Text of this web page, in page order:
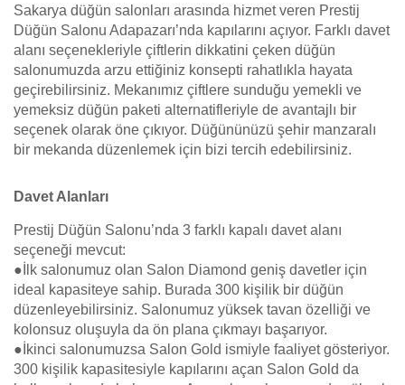
Sakarya düğün salonları arasında hizmet veren Prestij
Düğün Salonu Adapazarı’nda kapılarını açıyor. Farklı davet
alanı seçenekleriyle çiftlerin dikkatini çeken düğün
salonumuzda arzu ettiğiniz konsepti rahatlıkla hayata
geçirebilirsiniz. Mekanımız çiftlere sunduğu yemekli ve
yemeksiz düğün paketi alternatifleriyle de avantajlı bir
seçenek olarak öne çıkıyor. Düğününüzü şehir manzaralı
bir mekanda düzenlemek için bizi tercih edebilirsiniz.
Davet Alanları
Prestij Düğün Salonu’nda 3 farklı kapalı davet alanı
seçeneği mevcut:
●İlk salonumuz olan Salon Diamond geniş davetler için
ideal kapasiteye sahip. Burada 300 kişilik bir düğün
düzenleyebilirsiniz. Salonumuz yüksek tavan özelliği ve
kolonsuz oluşuyla da ön plana çıkmayı başarıyor.
●İkinci salonumuzsa Salon Gold ismiyle faaliyet gösteriyor.
300 kişilik kapasitesiyle kapılarını açan Salon Gold da